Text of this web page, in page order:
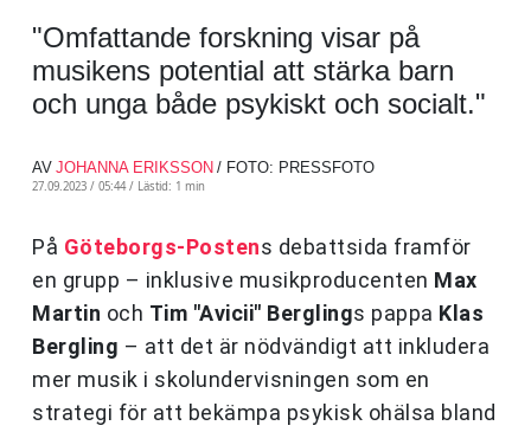
"Omfattande forskning visar på
musikens potential att stärka barn
och unga både psykiskt och socialt."
AV JOHANNA ERIKSSON / FOTO: PRESSFOTO
27.09.2023 / 05:44 / Lästid: 1 min
På Göteborgs-Postens debattsida framför
en grupp – inklusive musikproducenten Max
Martin och Tim "Avicii" Berglings pappa Klas
Bergling – att det är nödvändigt att inkludera
mer musik i skolundervisningen som en
strategi för att bekämpa psykisk ohälsa bland